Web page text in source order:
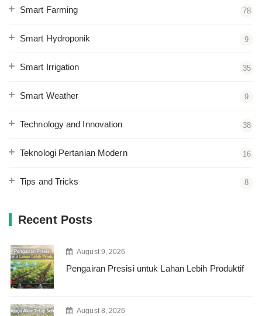
Smart Farming 78
Smart Hydroponik 9
Smart Irrigation 35
Smart Weather 9
Technology and Innovation 38
Teknologi Pertanian Modern 16
Tips and Tricks 8
Recent Posts
August 9, 2026
Pengairan Presisi untuk Lahan Lebih Produktif
August 8, 2026